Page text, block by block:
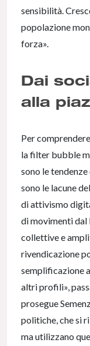
sensibilità.
popolazione
forza».
Dai
alla
Per
la filter bubble
sono le
sono le lacune
di attivismo
di movimenti dal
collettive e
rivendicazione
semplificazione
altri profili»,
prosegue
politiche, che si
ma utilizzano